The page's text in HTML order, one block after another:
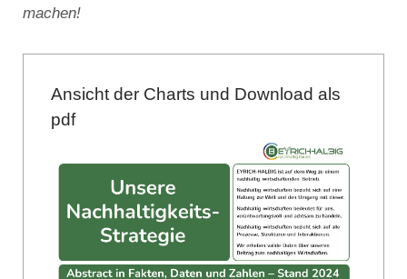
machen!
Ansicht der Charts und Download als
pdf